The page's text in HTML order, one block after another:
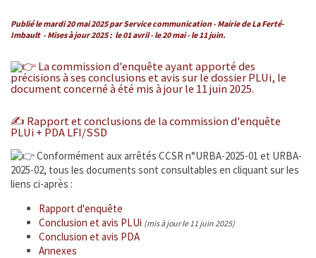
Culture
Manifestations
Mairie
Enfance Jeunesse et Famille
Tourisme et Culture
Publié le mardi 20 mai 2025 par Service communication - Mairie de La Ferté-
Imbault - Mises à jour 2025 : le 01 avril - le 20 mai - le 11 juin.
La commission d'enquête ayant apporté des
précisions à sesconclusions et avis sur le dossier PLUi, le
document concerné à été mis à jour le 11 juin 2025.
✍️ Rapport et conclusions de la commission d'enquête
PLUi + PDA LFI/SSD
Conformément aux arrêtés CCSR n°URBA-2025-01 et URBA-
2025-02, tous les documents sont consultables en cliquant sur les
liens ci-après :
Rapport d'enquête
Conclusion et avis PLUi (mis à jour le 11 juin 2025)
Conclusion et avis PDA
Annexes